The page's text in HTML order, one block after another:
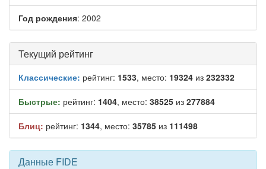
Год рождения: 2002
Текущий рейтинг
Классические: рейтинг: 1533, место: 19324 из 232332
Быстрые: рейтинг: 1404, место: 38525 из 277884
Блиц: рейтинг: 1344, место: 35785 из 111498
Данные FIDE